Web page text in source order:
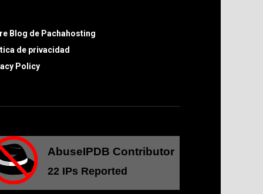
Blog de Pachahosting
de privacidad
Policy